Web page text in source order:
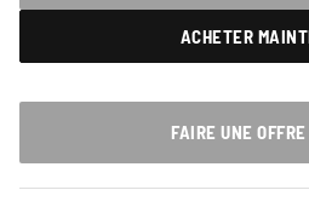
ACHETER
FAIRE UNE